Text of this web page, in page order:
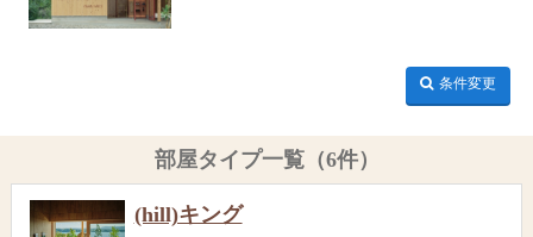
条件変更
部屋タイプ一覧（6件）
(hill)キング